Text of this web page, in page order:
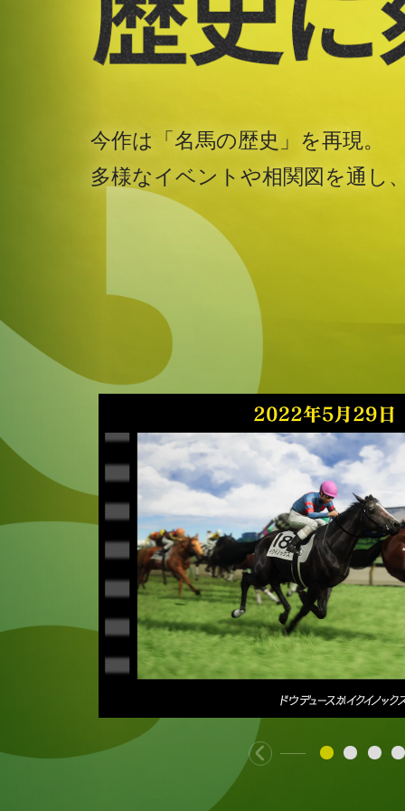
今作は「名馬の歴史」を再現。
多様なイベントや相関図を通し